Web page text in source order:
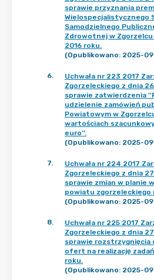
sprawie przyznania
Wielospecjalistycznego
Samodzielnego
Zdrowotnej w
2016 roku.
(Opublikowano: 2025-
6.
Uchwała nr 223 2017
Zgorzeleckiego z dnia
sprawie zatwierdzenia
udzielenie zamówień
Powiatowym w
wartościach
euro''.
(Opublikowano: 2025-
7.
Uchwała nr 224 2017
Zgorzeleckiego z dnia
sprawie zmian w planie
powiatu zgorzeleckiego
(Opublikowano: 2025-
8.
Uchwała nr 225 2017
Zgorzeleckiego z dnia
sprawie
ofert na realizację
roku.
(Opublikowano: 2025-